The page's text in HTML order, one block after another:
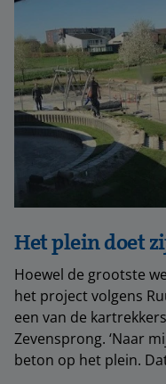
Het plein doet
Hoewel de grootste
het project volgens
een van de
Zevensprong. ‘Naar
beton op het plein.